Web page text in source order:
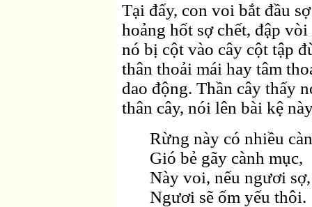
Tại đấy, con voi bắt đầu
hoảng hốt sợ chết, đập
nó bị cột vào cây cột tập
thân thoải mái hay tâm
dao động. Thần cây thấy
thân cây, nói lên bài kệ
Rừng này có nhiều
Gió bẻ gãy cành mục,
Này voi, nếu ngươi sợ,
Ngươi sẽ ốm yếu thôi.